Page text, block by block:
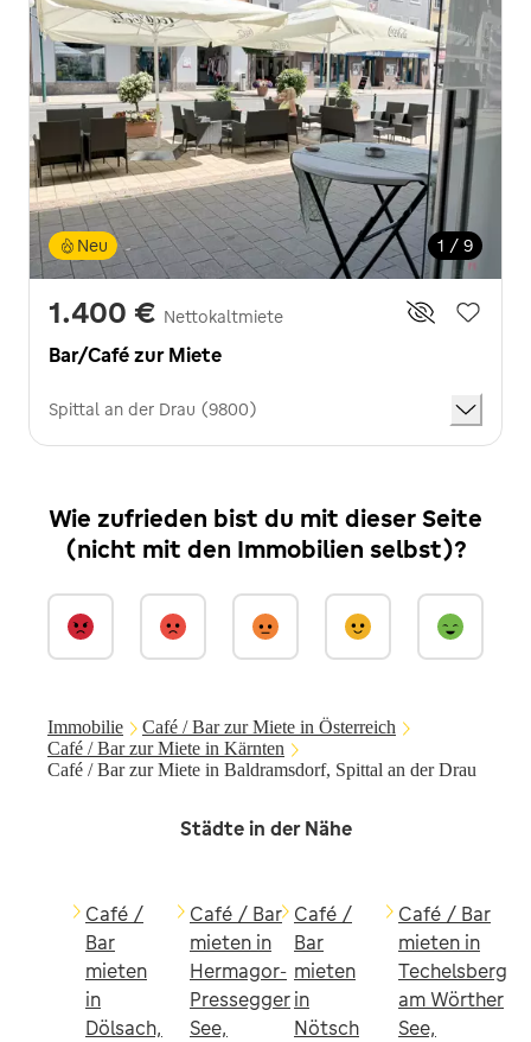
1 / 9
Neu
1.400 € Nettokaltmiete
Bar/Café zur Miete
Spittal an der Drau (9800)
Wie zufrieden bist du mit dieser Seite
(nicht mit den Immobilien selbst)?
Immobilie
Café / Bar zur Miete in Österreich
Café / Bar zur Miete in Kärnten
Café / Bar zur Miete in Baldramsdorf, Spittal an der Drau
Städte in der Nähe
Café /
Bar
mieten
in
Dölsach,
Café / Bar
mieten in
Hermagor-
Pressegger
See,
Café /
Bar
mieten
in
Nötsch
Café / Bar
mieten in
Techelsberg
am Wörther
See,